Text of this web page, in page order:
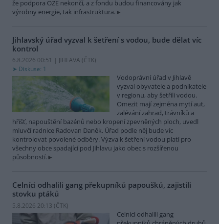
že podpora OZE nekončí, a z fondu budou financovány jak
výrobny energie, tak infrastruktura.
Jihlavský úřad vyzval k šetření s vodou, bude dělat víc
kontrol
6.8.2026 00:51 | JIHLAVA (ČTK)
Diskuse: 1
Vodoprávní úřad v Jihlavě
vyzval obyvatele a podnikatele
v regionu, aby šetřili vodou.
Omezit mají zejména mytí aut,
zalévání zahrad, trávníků a
hřišť, napouštění bazénů nebo kropení zpevněných ploch, uvedl
mluvčí radnice Radovan Daněk. Úřad podle něj bude víc
kontrolovat povolené odběry. Výzva k šetření vodou platí pro
všechny obce spadající pod Jihlavu jako obec s rozšířenou
působností.
Celníci odhalili gang překupníků papoušků, zajistili
stovku ptáků
5.8.2026 20:13 (ČTK)
Celníci odhalili gang